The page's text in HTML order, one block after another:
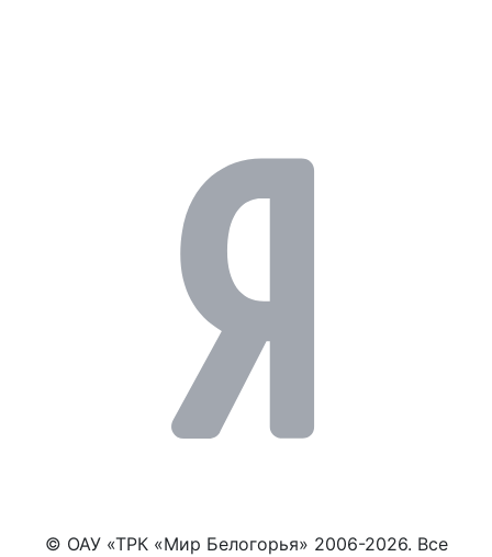
© ОАУ «ТРК «Мир Белогорья» 2006-2026. Все